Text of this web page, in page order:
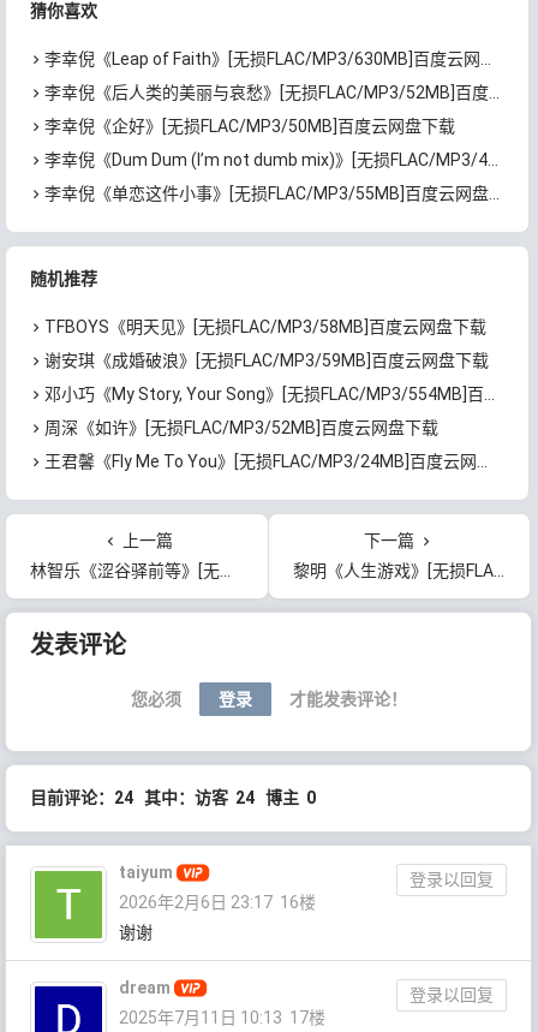
猜你喜欢
李幸倪《Leap of Faith》[无损FLAC/MP3/630MB]百度云网盘下载
李幸倪《后人类的美丽与哀愁》[无损FLAC/MP3/52MB]百度云网盘下载
李幸倪《企好》[无损FLAC/MP3/50MB]百度云网盘下载
李幸倪《Dum Dum (I’m not dumb mix)》[无损FLAC/MP3/47MB]百度云网盘下载
李幸倪《单恋这件小事》[无损FLAC/MP3/55MB]百度云网盘下载
随机推荐
TFBOYS《明天见》[无损FLAC/MP3/58MB]百度云网盘下载
谢安琪《成婚破浪》[无损FLAC/MP3/59MB]百度云网盘下载
邓小巧《My Story, Your Song》[无损FLAC/MP3/554MB]百度云网盘下载
周深《如许》[无损FLAC/MP3/52MB]百度云网盘下载
王君馨《Fly Me To You》[无损FLAC/MP3/24MB]百度云网盘下载
上一篇
林智乐《涩谷驿前等》[无损FLAC/MP3/38MB]百度云网盘下载
下一篇
黎明《人生游戏》[无损FLAC/MP3/56MB]百度云网盘下载
文章导航
发表评论
您必须 登录 才能发表评论！
目前评论：24 其中：访客 24 博主 0
taiyum
登录以回复
2026年2月6日 23:17 16楼
谢谢
dream
登录以回复
2025年7月11日 10:13 17楼